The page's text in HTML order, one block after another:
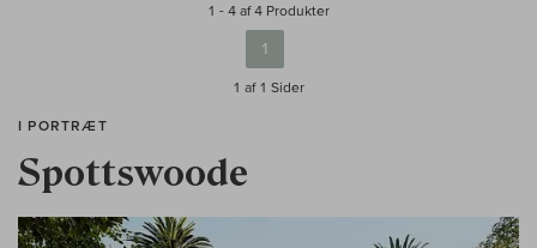
1 - 4 af 4 Produkter
1
1 af 1 Sider
I PORTRÆT
Spottswoode